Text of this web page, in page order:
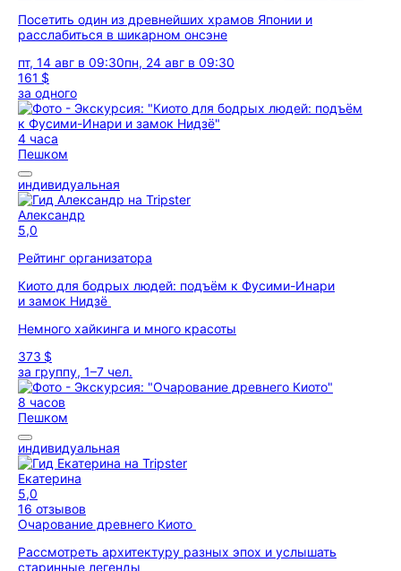
Посетить один из древнейших храмов Японии и
расслабиться в шикарном онсэне
пт, 14 авг в 09:30пн, 24 авг в 09:30
161 $
за одного
4 часа
Пешком
индивидуальная
Александр
5,0
Рейтинг организатора
Киото для бодрых людей: подъём к Фусими-Инари
и замок Нидзё
Немного хайкинга и много красоты
373 $
за группу, 1–7 чел.
8 часов
Пешком
индивидуальная
Екатерина
5,0
16 отзывов
Очарование древнего Киото
Рассмотреть архитектуру разных эпох и услышать
старинные легенды